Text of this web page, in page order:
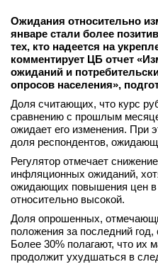
Lifestyle
Мероприятия
Новости
Интервью
вконтакте
телеграм
Стать автором
Вход
Ожидания относительно
январе стали более
тех, кто надеется на
комментирует ЦБ отчет
ожиданий и
опросов населения»,
Доля считающих, что курс
сравнению с прошлым
ожидает его изменения. При
доля респондентов,
Регулятор отмечает
инфляционных ожиданий,
ожидающих повышения цен в
относительно высокой.
Доля опрошенных,
положения за последний
Более 30% полагают, что их
продолжит ухудшаться в